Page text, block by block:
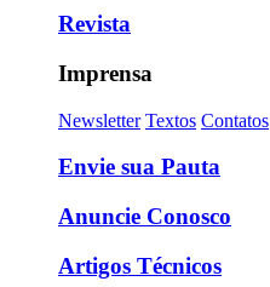
Revista
Imprensa
Newsletter Textos Contatos
Envie sua Pauta
Anuncie Conosco
Artigos Técnicos